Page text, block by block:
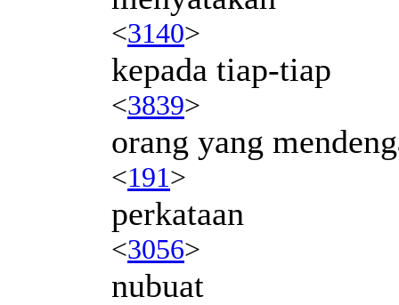
<3140>
kepada tiap-tiap
<3839>
orang yang
<191>
perkataan
<3056>
nubuat